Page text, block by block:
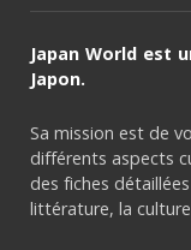
Japan World est
Japon.
Sa mission est de
différents aspects
des fiches
littérature, la